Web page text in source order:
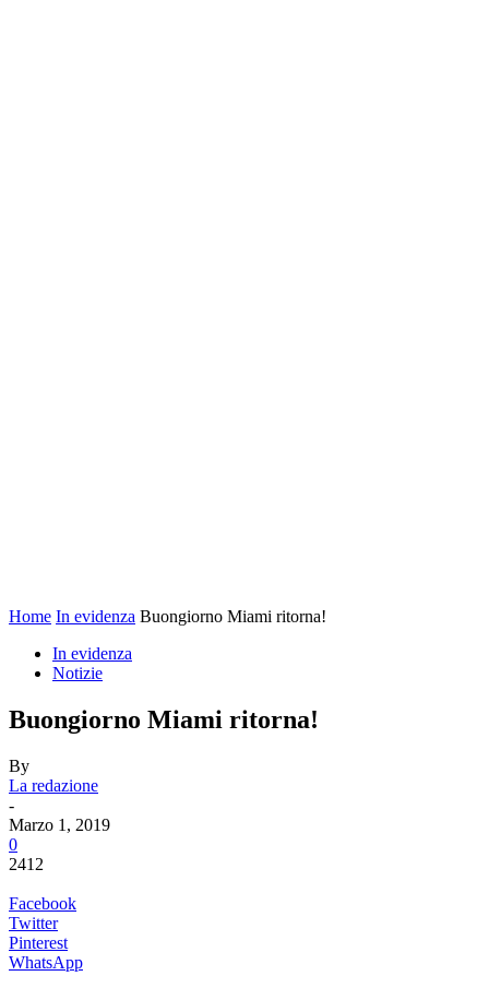
Home In evidenza Buongiorno Miami ritorna!
In evidenza
Notizie
Buongiorno Miami ritorna!
By
La redazione
-
Marzo 1, 2019
0
2412
Facebook
Twitter
Pinterest
WhatsApp